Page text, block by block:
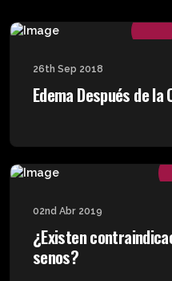
26th Sep 2018
Edema Después de
02nd Abr 2019
¿Existen
senos?